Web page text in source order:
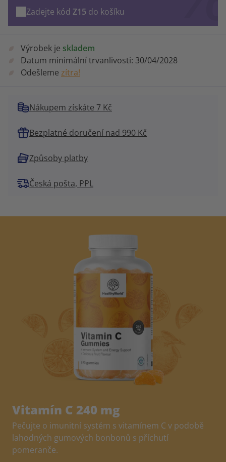
Zadejte kód Z15 do košíku
Výrobek je skladem
Datum minimální trvanlivosti: 30/04/2028
Odešleme zítra!
Nákupem získáte 7 Kč
Bezplatné doručení nad 990 Kč
Způsoby platby
Česká pošta, PPL
Vitamín C 240 mg
Pečujte o imunitní systém s vitamínem C v podobě
lahodných gumových bonbonů s příchutí
pomeranče.